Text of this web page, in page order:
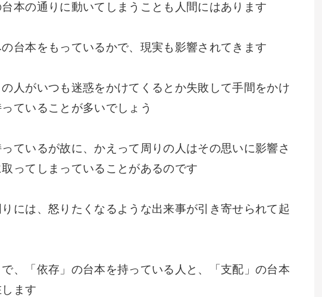
本の通りに動いてしまうことも人間にはあります
台本をもっているかで、現実も影響されてきます
人がいつも迷惑をかけてくるとか失敗して手間をかけ
ていることが多いでしょう
ているが故に、かえって周りの人はその思いに影響さ
ってしまっていることがあるのです
には、怒りたくなるような出来事が引き寄せられて起
で、「依存」の台本を持っている人と、「支配」の台本
ます